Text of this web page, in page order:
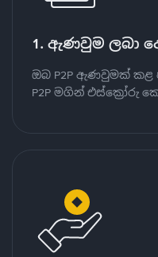
1. ඇණවුම ලබා
ඔබ P2P ඇණවුමක් කළ
P2P මගින් එස්ක්‍රෝරු